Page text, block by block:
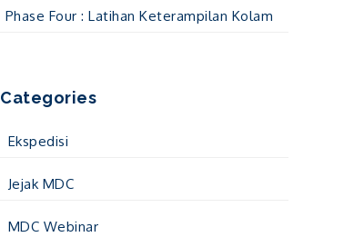
Phase Four : Latihan Keterampilan Kolam
Categories
Ekspedisi
Jejak MDC
MDC Webinar